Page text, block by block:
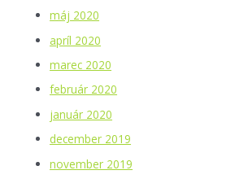
máj 2020
apríl 2020
marec 2020
február 2020
január 2020
december 2019
november 2019